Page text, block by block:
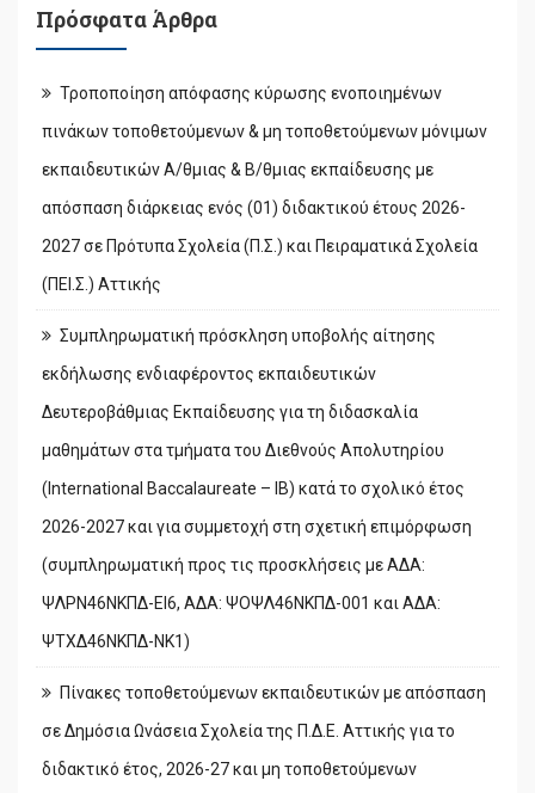
Πρόσφατα Άρθρα
Τροποποίηση απόφασης κύρωσης ενοποιημένων
πινάκων τοποθετούμενων & μη τοποθετούμενων μόνιμων
εκπαιδευτικών Α/θμιας & Β/θμιας εκπαίδευσης με
απόσπαση διάρκειας ενός (01) διδακτικού έτους 2026-
2027 σε Πρότυπα Σχολεία (Π.Σ.) και Πειραματικά Σχολεία
(ΠΕΙ.Σ.) Αττικής
Συμπληρωματική πρόσκληση υποβολής αίτησης
εκδήλωσης ενδιαφέροντος εκπαιδευτικών
Δευτεροβάθμιας Εκπαίδευσης για τη διδασκαλία
μαθημάτων στα τμήματα του Διεθνούς Απολυτηρίου
(International Baccalaureate – IB) κατά το σχολικό έτος
2026-2027 και για συμμετοχή στη σχετική επιμόρφωση
(συμπληρωματική προς τις προσκλήσεις με ΑΔΑ:
ΨΛΡΝ46ΝΚΠΔ-ΕΙ6, ΑΔΑ: ΨΟΨΛ46ΝΚΠΔ-001 και ΑΔΑ:
ΨΤΧΔ46ΝΚΠΔ-ΝΚ1)
Πίνακες τοποθετούμενων εκπαιδευτικών με απόσπαση
σε Δημόσια Ωνάσεια Σχολεία της Π.Δ.Ε. Αττικής για το
διδακτικό έτος, 2026-27 και μη τοποθετούμενων